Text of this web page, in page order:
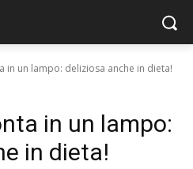
in un lampo: deliziosa anche in dieta!
in un lampo:
in dieta!